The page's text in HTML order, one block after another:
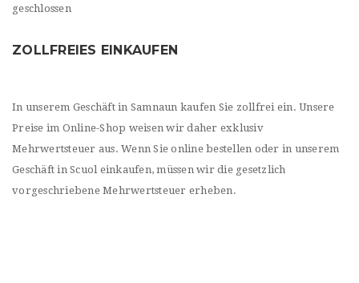
geschlossen
ZOLLFREIES EINKAUFEN
In unserem Geschäft in Samnaun kaufen Sie zollfrei ein. Unsere
Preise im Online-Shop weisen wir daher exklusiv
Mehrwertsteuer aus. Wenn Sie online bestellen oder in unserem
Geschäft in Scuol einkaufen, müssen wir die gesetzlich
vorgeschriebene Mehrwertsteuer erheben.